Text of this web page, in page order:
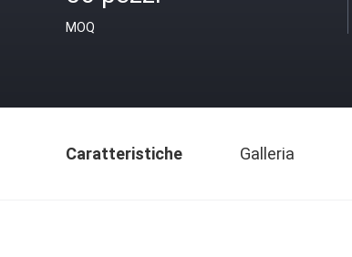
MOQ
Caratteristiche Galleria